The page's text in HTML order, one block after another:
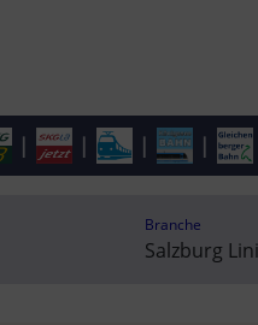
| | | |
Branche
Salzburg